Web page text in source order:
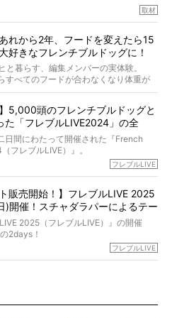
と、ベッドやおもちゃはどうすればい
い人でも愛犬が成仏したことを知る方
そ暗くなりすぎない、むしろ心がスッ
ャル対談です！
靖賢（せいけん）」。
にして、なぜ動物専門僧侶という道を
とどのように向き合うべきなのか。
取材
れから2年、フードを変えたら15
好きなフレンチブルドッグに！
と暮らす、編集メンバーの実体験。
すべてのフードが合わなくなり体重が
異常はなく「年齢のせいですね…」と言
のかな…そんなとき、我が家に届いたの
フード)」の試食品でした。
ザ・フード)」を食べつづけて二年、愛
今も元気にお散歩をしています。
望から今までを包み隠さず、時系列で
5,000頭のフレンチブルドッグと
た「フレブルLIVE2024」の全
日間にわたって開催された『French
フレブルLIVE）』。
のフレンチブルドッグと7,000人のフレ
ルラバーのロッチさん。day2の音楽フ
中のPUFFYが出演するなど、例年以上
プ。
児島県から。全国のフレンチブルドッ
フレブルLIVE2024」の模様を、詳しく
フレブルLIVE
販売開始！】フレブルLIVE 2025
)開催！スチャダラパーによるテー
定 2025（フレブルLIVE）』の開催
2days！
ト、いよいよ販売スタートです！フレブルLIVE